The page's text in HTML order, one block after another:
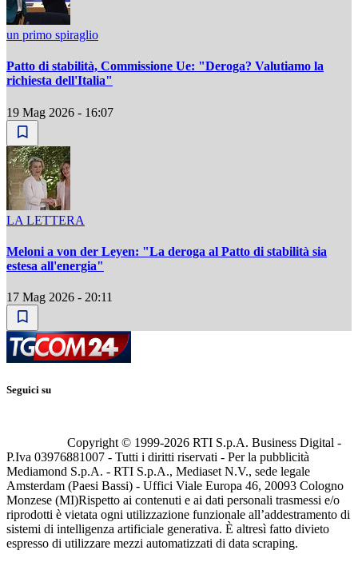
un primo spiraglio
Patto di stabilità, Commissione Ue: "Deroga? Valutiamo la
richiesta dell'Italia"
19 Mag 2026 - 16:07
LA LETTERA
Meloni a von der Leyen: "La deroga al Patto di stabilità sia
estesa all'energia"
17 Mag 2026 - 20:11
Seguici su
Copyright © 1999-2026 RTI S.p.A. Business Digital -
P.Iva 03976881007 - Tutti i diritti riservati - Per la pubblicità
Mediamond S.p.A. - RTI S.p.A., Mediaset N.V., sede legale
Amsterdam (Paesi Bassi) - Uffici Viale Europa 46, 20093 Cologno
Monzese (MI)Rispetto ai contenuti e ai dati personali trasmessi e/o
riprodotti è vietata ogni utilizzazione funzionale all’addestramento di
sistemi di intelligenza artificiale generativa. È altresì fatto divieto
espresso di utilizzare mezzi automatizzati di data scraping.